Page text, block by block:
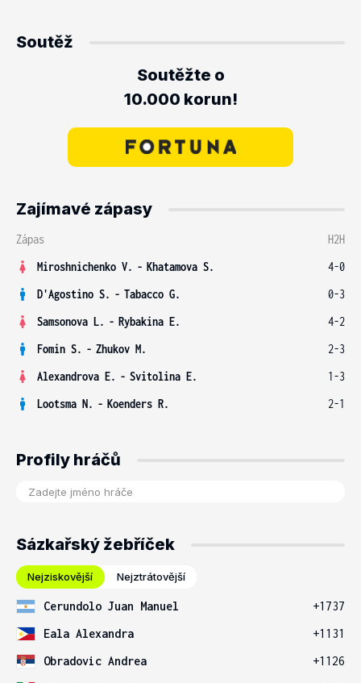
Soutěž
Soutěžte o
10.000 korun!
Zajímavé zápasy
Zápas
H2H
Miroshnichenko V. - Khatamova S.
4-0
D'Agostino S. - Tabacco G.
0-3
Samsonova L. - Rybakina E.
4-2
Fomin S. - Zhukov M.
2-3
Alexandrova E. - Svitolina E.
1-3
Lootsma N. - Koenders R. 2-1
Profily hráčů
Sázkařský žebříček
Nejziskovější Nejztrátovější
Cerundolo Juan Manuel
+1737
Eala Alexandra
+1131
Obradovic Andrea
+1126